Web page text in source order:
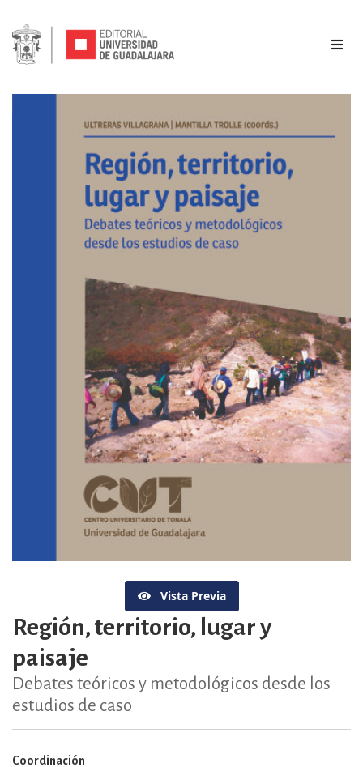
Vista Previa
Región, territorio, lugar y
paisaje
Debates teóricos y metodológicos desde los
estudios de caso
Coordinación